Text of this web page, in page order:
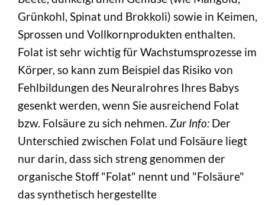
Grünkohl, Spinat und Brokkoli) sowie in Keimen,
Sprossen und Vollkornprodukten enthalten.
Folat ist sehr wichtig für Wachstumsprozesse im
Körper, so kann zum Beispiel das Risiko von
Fehlbildungen des Neuralrohres Ihres Babys
gesenkt werden, wenn Sie ausreichend Folat
bzw. Folsäure zu sich nehmen. Zur Info: Der
Unterschied zwischen Folat und Folsäure liegt
nur darin, dass sich streng genommen der
organische Stoff "Folat" nennt und "Folsäure"
das synthetisch hergestellte